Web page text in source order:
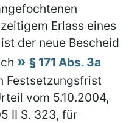
Erlass eines
der neue Bescheid
§ 171 Abs. 3a
Festsetzungsfrist
vom 5.10.2004,
II S. 323, für